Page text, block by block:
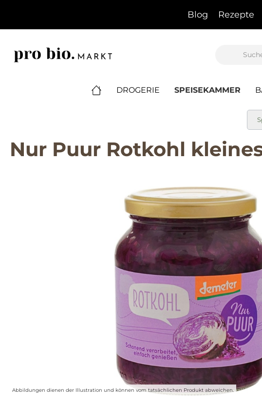
Blog Rezepte
DROGERIE SPEISEKAMMER
Nur Puur Rotkohl
Abbildungen dienen der Illustration und können vom tatsächlichen Produkt abweichen.